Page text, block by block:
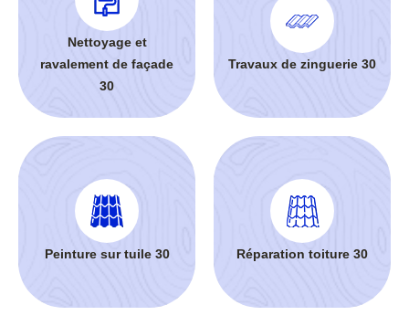
Nettoyage et
ravalement de façade
30
Travaux de zinguerie 30
Peinture sur tuile 30 Réparation toiture 30